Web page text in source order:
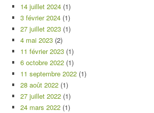
14 juillet 2024 (1)
3 février 2024 (1)
27 juillet 2023 (1)
4 mai 2023 (2)
11 février 2023 (1)
6 octobre 2022 (1)
11 septembre 2022 (1)
28 août 2022 (1)
27 juillet 2022 (1)
24 mars 2022 (1)